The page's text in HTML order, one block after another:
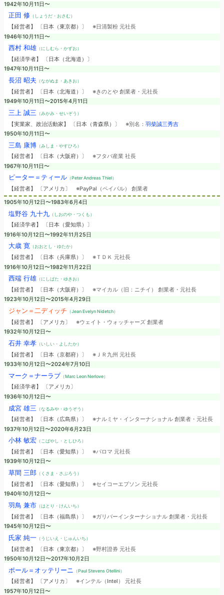
1942年10月11日〜
正田 修（しょうだ・おさむ）
【経営者】 〔日本（東京都）〕 ※日清製粉 元社長
1946年10月11日〜
西村 和雄（にしむら・かずお）
【経済学者】 〔日本（北海道）〕
1947年10月11日〜
長沼 昭夫 （ながぬま・あきお）
【経営者】 〔日本（北海道）〕 ※きのとや 創業者・元社長
1949年10月11日〜2015年4月11日
三上 誠三 （みかみ・せいぞう）
【実業家、政治活動家】 〔日本（青森県）〕 ※別名： 羽柴誠三秀吉
1950年10月11日〜
三島 康博（みしま・やすひろ）
【経営者】 〔日本（大阪府）〕 ※フタバ産業 社長
1967年10月11日〜
ピーター＝ティール（Peter Andreas Thiel）
【経営者】 〔アメリカ〕 ※PayPal（ペイパル） 創業者
1905年10月12日〜1983年6月4日
塩野谷 九十九（しおのや・つくも）
【経済学者】 〔日本（愛知県）〕
1916年10月12日〜1992年11月25日
大歳 寛（おおとし・ゆたか）
【経営者】 〔日本（兵庫県）〕 ※ＴＤＫ 元社長
1916年10月12日〜1982年11月22日
西端 行雄（にしばた・ゆきお）
【経営者】 〔日本（大阪府）〕 ※マイカル（旧：ニチイ） 創業者・元社長
1923年10月12日〜2015年4月29日
ジャン＝二ディッチ （Jean Evelyn Nidetch）
【経営者】 〔アメリカ〕 ※ウェイト・ウォッチャーズ 創業者
1932年10月12日〜
石井 幸孝（いしい・よしたか）
【経営者】 〔日本（京都府）〕 ※ＪＲ九州 元社長
1933年10月12日〜2024年7月10日
マーク＝ナーラブ （Marc Leon Nerlove）
【経済学者】 〔アメリカ〕
1936年10月12日〜
成宮 雄三 （なるみや・ゆうぞう）
【経営者】 〔日本（広島県）〕 ※ナルミヤ・インターナショナル 創業者・元社長
1937年10月12日〜2020年6月23日
小林 敏宏（こばやし・としひろ）
【経営者】 〔日本（愛知県）〕 ※パロマ 元社長
1939年10月12日〜
草間 三郎（くさま・さぶろう）
【経営者】 〔日本（愛知県）〕 ※セイコーエプソン 元社長
1940年10月12日〜
羽鳥 兼市 （はとり・けんいち）
【経営者】 〔日本（福島県）〕 ※ガリバーインターナショナル 創業者・元社長
1945年10月12日〜
氏家 純一（うじいえ・じゅんいち）
【経営者】 〔日本（東京都）〕 ※野村證券 元社長
1950年10月12日〜2017年10月2日
ポール＝オッテリーニ （Paul Stevens Otellini）
【経営者】 〔アメリカ〕 ※インテル（Intel） 元社長
1957年10月12日〜